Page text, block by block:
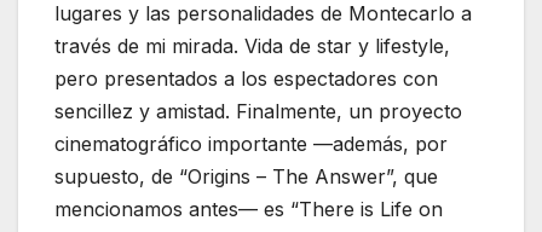
lugares y las personalidades de Montecarlo a
través de mi mirada. Vida de star y lifestyle,
pero presentados a los espectadores con
sencillez y amistad. Finalmente, un proyecto
cinematográfico importante —además, por
supuesto, de “Origins – The Answer”, que
mencionamos antes— es “There is Life on